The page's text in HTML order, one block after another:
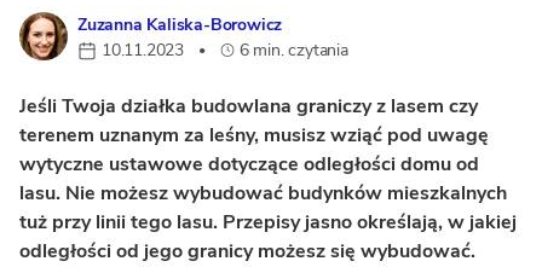
Zuzanna Kaliska-Borowicz
10.11.2023
• 6 min. czytania
Jeśli Twoja działka budowlana graniczy z lasem czy
terenem uznanym za leśny, musisz wziąć pod uwagę
wytyczne ustawowe dotyczące odległości domu od
lasu. Nie możesz wybudować budynków mieszkalnych
tuż przy linii tego lasu. Przepisy jasno określają, w jakiej
odległości od jego granicy możesz się wybudować.